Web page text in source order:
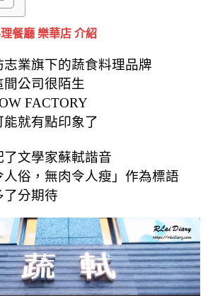
餐廳 樂華店 介紹
志業旗下的蔬食料理品牌
公司很陌生
FACTORY
就有點印象了
文學家蘇軾諧音
俗，無肉令人瘦」作為標語
了分期待